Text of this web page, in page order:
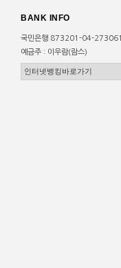
BANK INFO
국민은행 873201-04-273061
예금주 : 이우람(람스)